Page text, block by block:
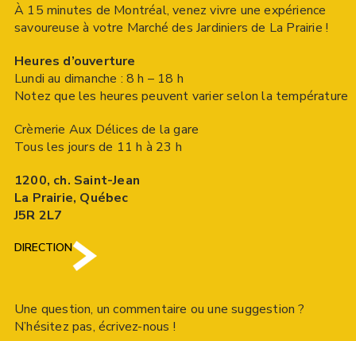
À 15 minutes de Montréal, venez vivre une expérience
savoureuse à votre Marché des Jardiniers de La Prairie !
Heures d’ouverture
Lundi au dimanche : 8 h – 18 h
Notez que les heures peuvent varier selon la température
Crèmerie Aux Délices de la gare
Tous les jours de 11 h à 23 h
1200, ch. Saint-Jean
La Prairie, Québec
J5R 2L7
DIRECTION
Une question, un commentaire ou une suggestion ?
N’hésitez pas, écrivez-nous !